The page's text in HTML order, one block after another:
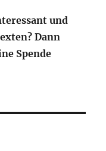
und
Dann
Spende